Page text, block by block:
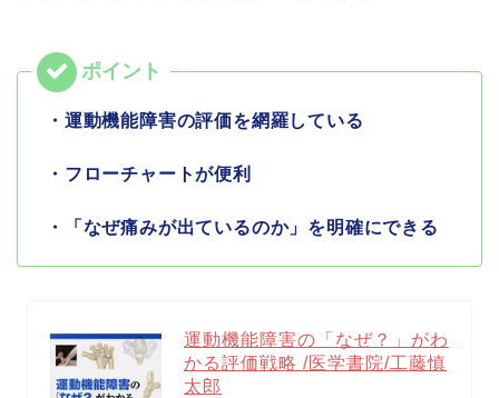
・運動機能障害の評価を網羅している
・フローチャートが便利
・「なぜ痛みが出ているのか」を明確にできる
運動機能障害の「なぜ？」がわ
かる評価戦略 /医学書院/工藤慎
太郎